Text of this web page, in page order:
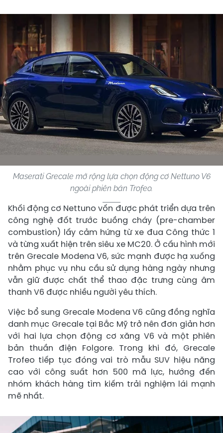
Maserati Grecale mở rộng lựa chọn động cơ Nettuno V6
ngoài phiên bản Trofeo.
Khối động cơ Nettuno vốn được phát triển dựa trên
công nghệ đốt trước buồng cháy (pre-chamber
combustion) lấy cảm hứng từ xe đua Công thức 1
và từng xuất hiện trên siêu xe MC20. Ở cấu hình mới
trên Grecale Modena V6, sức mạnh được hạ xuống
nhằm phục vụ nhu cầu sử dụng hàng ngày nhưng
vẫn giữ được chất thể thao đặc trưng cùng âm
thanh V6 được nhiều người yêu thích.
Việc bổ sung Grecale Modena V6 cũng đồng nghĩa
danh mục Grecale tại Bắc Mỹ trở nên đơn giản hơn
với hai lựa chọn động cơ xăng V6 và một phiên
bản thuần điện Folgore. Trong khi đó, Grecale
Trofeo tiếp tục đóng vai trò mẫu SUV hiệu năng
cao với công suất hơn 500 mã lực, hướng đến
nhóm khách hàng tìm kiếm trải nghiệm lái mạnh
mẽ nhất.